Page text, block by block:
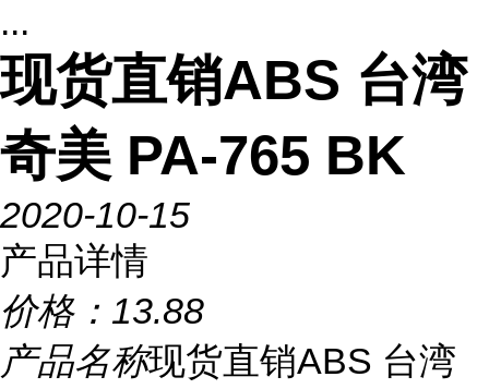
...
现货直销ABS 台湾
奇美 PA-765 BK
2020-10-15
产品详情
价格： 13.88
产品名称现货直销ABS 台湾